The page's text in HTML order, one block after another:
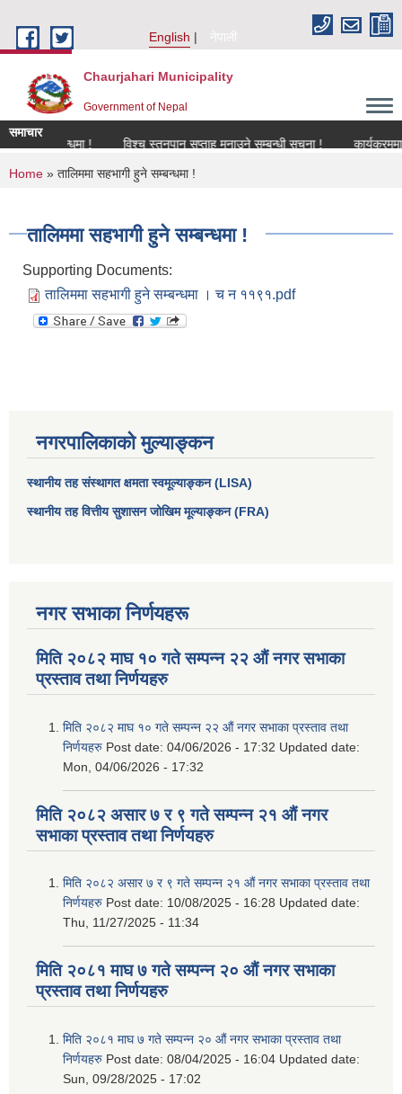
English
नेपाली
Chaurjahari Municipality
Government of Nepal
समाचार
विश्च स्तनपान सप्ताह मनाउने सम्बन्धी सूचना ! कार्यक्रममा
You are here
Home » तालिममा सहभागी हुने सम्बन्धमा !
तालिममा सहभागी हुने सम्बन्धमा !
Supporting Documents:
तालिममा सहभागी हुने सम्बन्धमा । च न ११९१.pdf
नगरपालिकाको मुल्याङ्कन
स्थानीय तह संस्थागत क्षमता स्वमूल्याङ्कन (LISA)
स्थानीय तह वित्तीय सुशासन जोखिम मूल्याङ्कन (FRA)
नगर सभाका निर्णयहरू
मिति २०८२ माघ १० गते सम्पन्न २२ औं नगर सभाका
प्रस्ताव तथा निर्णयहरु
मिति २०८२ माघ १० गते सम्पन्न २२ औं नगर सभाका प्रस्ताव तथा
निर्णयहरु Post date: 04/06/2026 - 17:32 Updated date:
Mon, 04/06/2026 - 17:32
मिति २०८२ असार ७ र ९ गते सम्पन्न २१ औं नगर
सभाका प्रस्ताव तथा निर्णयहरु
मिति २०८२ असार ७ र ९ गते सम्पन्न २१ औं नगर सभाका प्रस्ताव तथा
निर्णयहरु Post date: 10/08/2025 - 16:28 Updated date:
Thu, 11/27/2025 - 11:34
मिति २०८१ माघ ७ गते सम्पन्न २० औं नगर सभाका
प्रस्ताव तथा निर्णयहरु
मिति २०८१ माघ ७ गते सम्पन्न २० औं नगर सभाका प्रस्ताव तथा
निर्णयहरु Post date: 08/04/2025 - 16:04 Updated date:
Sun, 09/28/2025 - 17:02